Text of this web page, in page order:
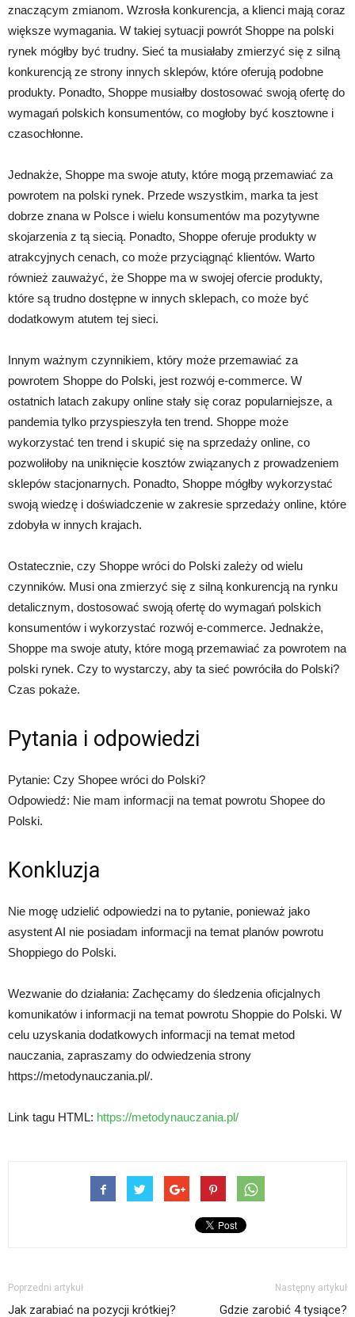
znaczącym zmianom. Wzrosła konkurencja, a klienci mają coraz
większe wymagania. W takiej sytuacji powrót Shoppe na polski
rynek mógłby być trudny. Sieć ta musiałaby zmierzyć się z silną
konkurencją ze strony innych sklepów, które oferują podobne
produkty. Ponadto, Shoppe musiałby dostosować swoją ofertę do
wymagań polskich konsumentów, co mogłoby być kosztowne i
czasochłonne.
Jednakże, Shoppe ma swoje atuty, które mogą przemawiać za
powrotem na polski rynek. Przede wszystkim, marka ta jest
dobrze znana w Polsce i wielu konsumentów ma pozytywne
skojarzenia z tą siecią. Ponadto, Shoppe oferuje produkty w
atrakcyjnych cenach, co może przyciągnąć klientów. Warto
również zauważyć, że Shoppe ma w swojej ofercie produkty,
które są trudno dostępne w innych sklepach, co może być
dodatkowym atutem tej sieci.
Innym ważnym czynnikiem, który może przemawiać za
powrotem Shoppe do Polski, jest rozwój e-commerce. W
ostatnich latach zakupy online stały się coraz popularniejsze, a
pandemia tylko przyspieszyła ten trend. Shoppe może
wykorzystać ten trend i skupić się na sprzedaży online, co
pozwoliłoby na uniknięcie kosztów związanych z prowadzeniem
sklepów stacjonarnych. Ponadto, Shoppe mógłby wykorzystać
swoją wiedzę i doświadczenie w zakresie sprzedaży online, które
zdobyła w innych krajach.
Ostatecznie, czy Shoppe wróci do Polski zależy od wielu
czynników. Musi ona zmierzyć się z silną konkurencją na rynku
detalicznym, dostosować swoją ofertę do wymagań polskich
konsumentów i wykorzystać rozwój e-commerce. Jednakże,
Shoppe ma swoje atuty, które mogą przemawiać za powrotem na
polski rynek. Czy to wystarczy, aby ta sieć powróciła do Polski?
Czas pokaże.
Pytania i odpowiedzi
Pytanie: Czy Shopee wróci do Polski?
Odpowiedź: Nie mam informacji na temat powrotu Shopee do
Polski.
Konkluzja
Nie mogę udzielić odpowiedzi na to pytanie, ponieważ jako
asystent AI nie posiadam informacji na temat planów powrotu
Shoppiego do Polski.
Wezwanie do działania: Zachęcamy do śledzenia oficjalnych
komunikatów i informacji na temat powrotu Shoppie do Polski. W
celu uzyskania dodatkowych informacji na temat metod
nauczania, zapraszamy do odwiedzenia strony
https://metodynauczania.pl/.
Link tagu HTML: https://metodynauczania.pl/
Poprzedni artykuł
Jak zarabiać na pozycji krótkiej?
Następny artykuł
Gdzie zarobić 4 tysiące?